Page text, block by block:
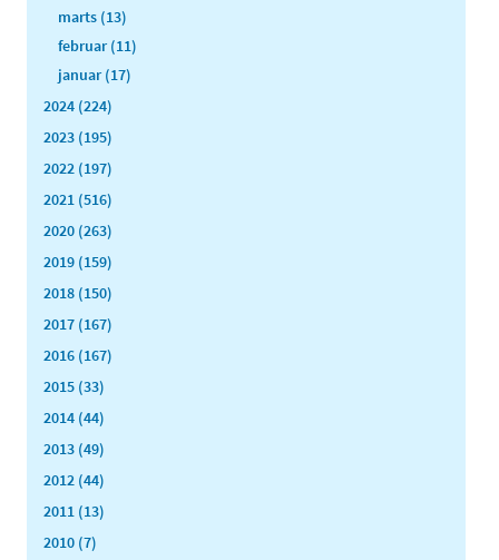
marts (13)
februar (11)
januar (17)
2024 (224)
2023 (195)
2022 (197)
2021 (516)
2020 (263)
2019 (159)
2018 (150)
2017 (167)
2016 (167)
2015 (33)
2014 (44)
2013 (49)
2012 (44)
2011 (13)
2010 (7)